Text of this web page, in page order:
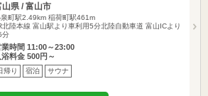
山県 / 富山市
町駅2.49km 稲荷町駅461m
北陸本線 富山駅より車利用5分北陸自動車道 富山ICより
分
業時間 11:00～23:00
浴料金 500円～
帰り 宿泊 サウナ